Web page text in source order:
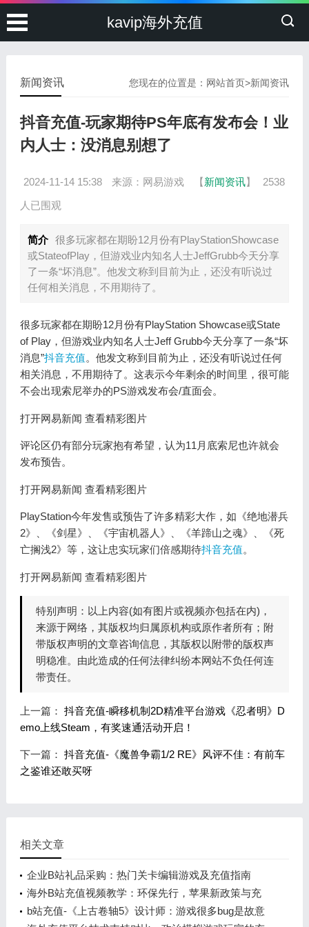
kavip海外充值
您现在的位置是： 网站首页>新闻资讯
新闻资讯
抖音充值-玩家期待PS年底有发布会！业
内人士：没消息别想了
2024-11-14 15:38 来源：网易游戏 【新闻资讯】
2538
人已围观
简介 很多玩家都在期盼12月份有PlayStationShowcase
或StateofPlay，但游戏业内知名人士JeffGrubb今天分享
了一条“坏消息”。他发文称到目前为止，还没有听说过
任何相关消息，不用期待了。
很多玩家都在期盼12月份有PlayStation Showcase或State
of Play，但游戏业内知名人士Jeff Grubb今天分享了一条“坏
消息”抖音充值。他发文称到目前为止，还没有听说过任何
相关消息，不用期待了。这表示今年剩余的时间里，很可能
不会出现索尼举办的PS游戏发布会/直面会。
打开网易新闻 查看精彩图片
评论区仍有部分玩家抱有希望，认为11月底索尼也许就会
发布预告。
打开网易新闻 查看精彩图片
PlayStation今年发售或预告了许多精彩大作，如《绝地潜兵
2》、《剑星》、《宇宙机器人》、《羊蹄山之魂》、《死
亡搁浅2》等，这让忠实玩家们倍感期待抖音充值。
打开网易新闻 查看精彩图片
特别声明：以上内容(如有图片或视频亦包括在内)，
来源于网络，其版权均归属原机构或原作者所有；附
带版权声明的文章咨询信息，其版权以附带的版权声
明稳准。由此造成的任何法律纠纷本网站不负任何连
带责任。
上一篇： 抖音充值-瞬移机制2D精准平台游戏《忍者明》D
emo上线Steam，有奖速通活动开启！
下一篇： 抖音充值-《魔兽争霸1/2 RE》风评不佳：有前车
之鉴谁还敢买呀
相关文章
企业B站礼品采购：热门关卡编辑游戏及充值指南
海外B站充值视频教学：环保先行，苹果新政策与充
值流程解析
b站充值-《上古卷轴5》设计师：游戏很多bug是故意